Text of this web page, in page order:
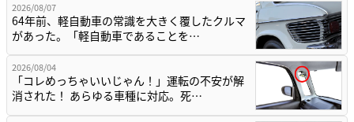
2026/08/07
64年前、軽自動車の常識を大きく覆したクルマ
があった。「軽自動車であることを…
2026/08/04
「コレめっちゃいいじゃん！」運転の不安が解
消された！ あらゆる車種に対応。死…